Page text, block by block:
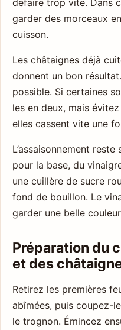
garder des morceaux
cuisson.
Les châtaignes déjà
donnent un bon
possible. Si certaines
les en deux, mais
elles cassent vite une
L’assaisonnement
pour la base, du
une cuillère de sucre
fond de bouillon. Le
garder une belle
Préparation du
et des
Retirez les premières
abîmées, puis coupez-
le trognon. Émincez